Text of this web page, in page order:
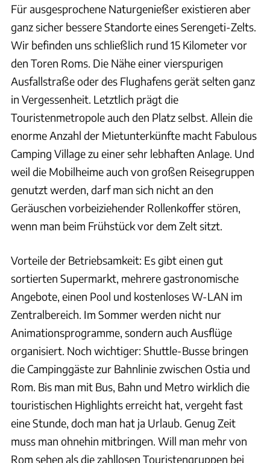
Für ausgesprochene Naturgenießer existieren aber
ganz sicher bessere Standorte eines Serengeti-Zelts.
Wir befinden uns schließlich rund 15 Kilometer vor
den Toren Roms. Die Nähe einer vierspurigen
Ausfallstraße oder des Flughafens gerät selten ganz
in Vergessenheit. Letztlich prägt die
Touristenmetropole auch den Platz selbst. Allein die
enorme Anzahl der Mietunterkünfte macht Fabulous
Camping Village zu einer sehr lebhaften Anlage. Und
weil die Mobilheime auch von großen Reisegruppen
genutzt werden, darf man sich nicht an den
Geräuschen vorbeiziehender Rollenkoffer stören,
wenn man beim Frühstück vor dem Zelt sitzt.
Vorteile der Betriebsamkeit: Es gibt einen gut
sortierten Supermarkt, mehrere gastronomische
Angebote, einen Pool und kostenloses W-LAN im
Zentralbereich. Im Sommer werden nicht nur
Animationsprogramme, sondern auch Ausflüge
organisiert. Noch wichtiger: Shuttle-Busse bringen
die Campinggäste zur Bahnlinie zwischen Ostia und
Rom. Bis man mit Bus, Bahn und Metro wirklich die
touristischen Highlights erreicht hat, vergeht fast
eine Stunde, doch man hat ja Urlaub. Genug Zeit
muss man ohnehin mitbringen. Will man mehr von
Rom sehen als die zahllosen Touristengruppen bei